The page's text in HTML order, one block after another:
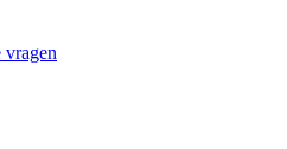
vragen